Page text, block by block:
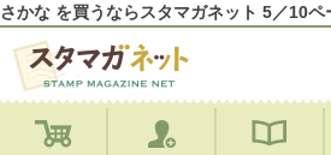
さかな を買うならスタマガネット 5／10ペ